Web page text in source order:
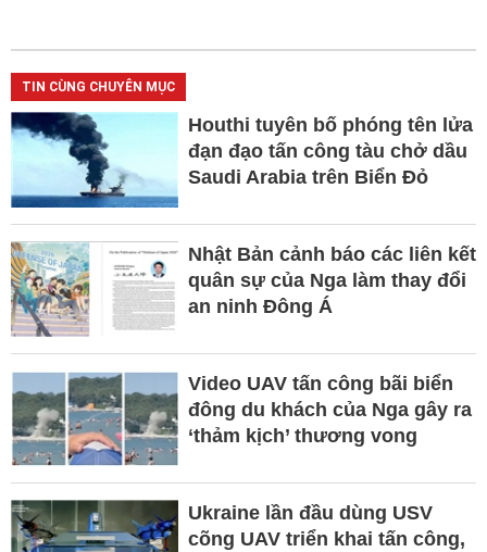
TIN CÙNG CHUYÊN MỤC
Houthi tuyên bố phóng tên lửa
đạn đạo tấn công tàu chở dầu
Saudi Arabia trên Biển Đỏ
Nhật Bản cảnh báo các liên kết
quân sự của Nga làm thay đổi
an ninh Đông Á
Video UAV tấn công bãi biển
đông du khách của Nga gây ra
‘thảm kịch’ thương vong
Ukraine lần đầu dùng USV
cõng UAV triển khai tấn công,